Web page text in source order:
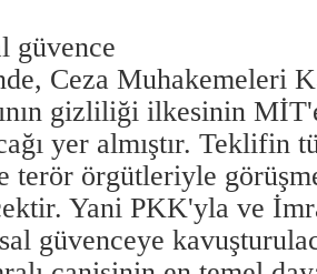
güvence
Ceza Muhakemeleri
gizliliği ilkesinin
yer almıştır. Teklifin
terör örgütleriyle
Yani PKK'yla ve
güvenceye